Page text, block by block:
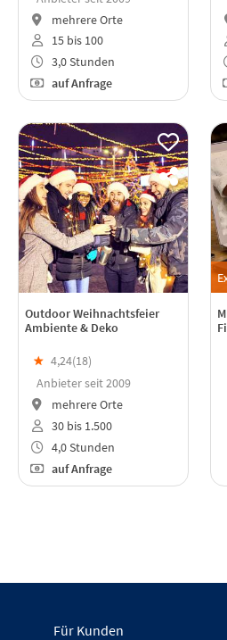
mehrere Orte
15 bis 100
3,0 Stunden
auf Anfrage
Outdoor Weihnachtsfeier
Ambiente & Deko
★ 4,24(18)
Anbieter seit 2009
mehrere Orte
30 bis 1.500
4,0 Stunden
auf Anfrage
Für Kunden